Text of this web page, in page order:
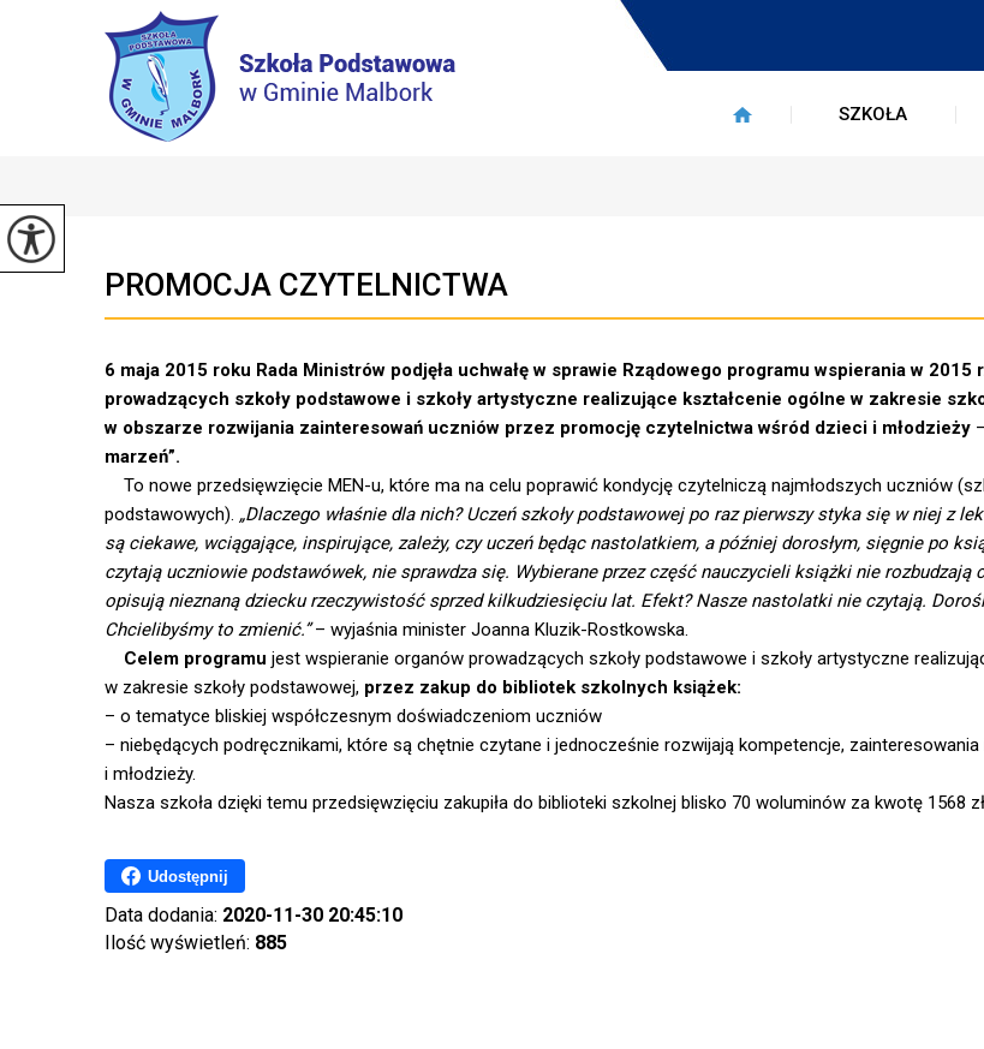
SZKOŁA
PROMOCJA CZYTELNICTWA
6 maja 2015 roku Rada Ministrów podjęła uchwałę w sprawie Rządowego programu wspierania w 2015
prowadzących szkoły podstawowe i szkoły artystyczne realizujące kształcenie ogólne w zakresie
w obszarze rozwijania zainteresowań uczniów przez promocję czytelnictwa wśród dzieci i młodzieży –
marzeń”.
To nowe przedsięwzięcie MEN-u, które ma na celu poprawić kondycję czytelniczą najmłodszych uczniów
podstawowych). „Dlaczego właśnie dla nich? Uczeń szkoły podstawowej po raz pierwszy styka się w niej z
są ciekawe, wciągające, inspirujące, zależy, czy uczeń będąc nastolatkiem, a później dorosłym, sięgnie po
czytają uczniowie podstawówek, nie sprawdza się. Wybierane przez część nauczycieli książki nie rozbudzają
opisują nieznaną dziecku rzeczywistość sprzed kilkudziesięciu lat. Efekt? Nasze nastolatki nie czytają.
Chcielibyśmy to zmienić.”– wyjaśnia minister Joanna Kluzik-Rostkowska.
Celem programu jest wspieranie organów prowadzących szkoły podstawowe i szkoły artystyczne
w zakresie szkoły podstawowej, przez zakup do bibliotek szkolnych książek:
– o tematyce bliskiej współczesnym doświadczeniom uczniów
– niebędących podręcznikami, które są chętnie czytane i jednocześnie rozwijają kompetencje,
i młodzieży.
Nasza szkoła dzięki temu przedsięwzięciu zakupiła do biblioteki szkolnej blisko 70 woluminów za kwotę 1568
Udostępnij
Data dodania: 2020-11-30 20:45:10
Ilość wyświetleń: 885